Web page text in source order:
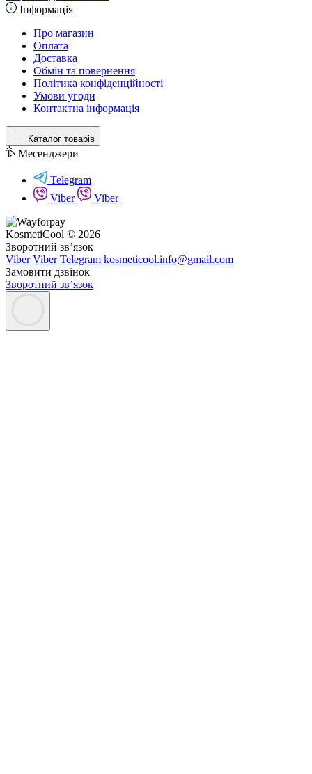
Інформація
Про магазин
Оплата
Доставка
Обмін та повернення
Політика конфіденційності
Умови угоди
Контактна інформація
Каталог товарів
Месенджери
Telegram
Viber
Viber
KosmetiCool © 2026
Зворотний зв’язок
Viber Viber Telegram kosmeticool.info@gmail.com
Замовити дзвінок
Зворотний зв’язок